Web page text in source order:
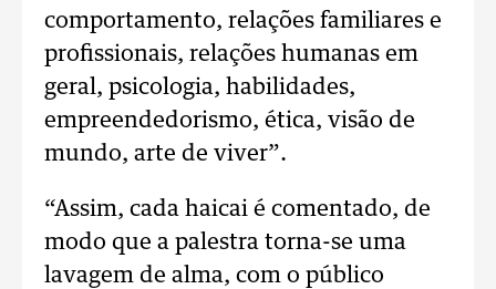
comportamento, relações familiares e
profissionais, relações humanas em
geral, psicologia, habilidades,
empreendedorismo, ética, visão de
mundo, arte de viver”.
“Assim, cada haicai é comentado, de
modo que a palestra torna-se uma
lavagem de alma, com o público